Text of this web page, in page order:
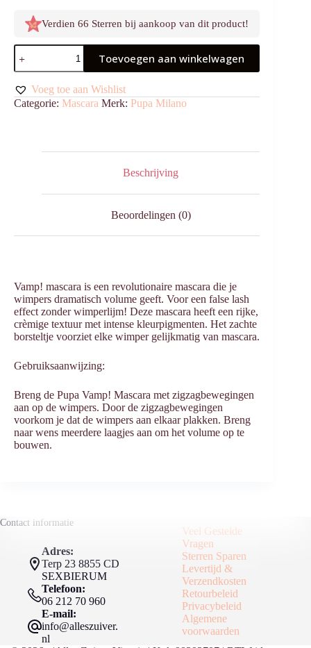
Verdien 66 Sterren bij aankoop van dit product!
Vamp!
Mascara
300
Deep
Night
aantal
Toevoegen aan winkelwagen
Voeg toe aan Wishlist
Categorie: Mascara Merk: Pupa Milano
Beschrijving
Beoordelingen (0)
Vamp! mascara is een revolutionaire mascara die je
wimpers dramatisch volume geeft. Voor een false lash
effect zonder wimperlijm! Deze mascara heeft een rijke,
crèmige textuur met intense kleurpigmenten. Het zachte
borsteltje voorziet elke wimper gelijkmatig van mascara.
Gebruiksaanwijzing:
Breng de Pupa Vamp! Mascara met zigzagbewegingen
aan op de wimpers. Door de zigzagbewegingen
voorkom je dat de wimpers aan elkaar plakken. Breng
naar wens meerdere laagjes aan om het volume op te
bouwen.
Contact informatie
Adres:
Terp 23 8855 CD
SEXBIERUM
Telefoon:
06 212 70 960
E-mail:
info@alleszuiver.
nl
Veel Gestelde
Vragen
Sterren Sparen
Levertijd &
Verzendkosten
Retourbeleid
Privacybeleid
Algemene
voorwaarden